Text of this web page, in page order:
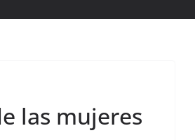
las mujeres